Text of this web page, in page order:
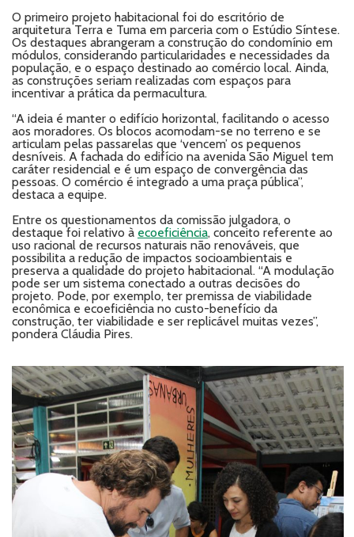
O primeiro projeto habitacional foi do escritório de
arquitetura Terra e Tuma em parceria com o Estúdio Síntese.
Os destaques abrangeram a construção do condomínio em
módulos, considerando particularidades e necessidades da
população, e o espaço destinado ao comércio local. Ainda,
as construções seriam realizadas com espaços para
incentivar a prática da permacultura.
“A ideia é manter o edifício horizontal, facilitando o acesso
aos moradores. Os blocos acomodam-se no terreno e se
articulam pelas passarelas que ‘vencem’ os pequenos
desníveis. A fachada do edifício na avenida São Miguel tem
caráter residencial e é um espaço de convergência das
pessoas. O comércio é integrado a uma praça pública”,
destaca a equipe.
Entre os questionamentos da comissão julgadora, o
destaque foi relativo à ecoeficiência, conceito referente ao
uso racional de recursos naturais não renováveis, que
possibilita a redução de impactos socioambientais e
preserva a qualidade do projeto habitacional. “A modulação
pode ser um sistema conectado a outras decisões do
projeto. Pode, por exemplo, ter premissa de viabilidade
econômica e ecoeficiência no custo-benefício da
construção, ter viabilidade e ser replicável muitas vezes”,
pondera Cláudia Pires.